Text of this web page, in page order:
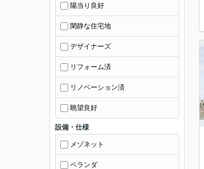
陽当り良好
閑静な住宅地
デザイナーズ
リフォーム済
リノベーション済
眺望良好
設備・仕様
メゾネット
ベランダ